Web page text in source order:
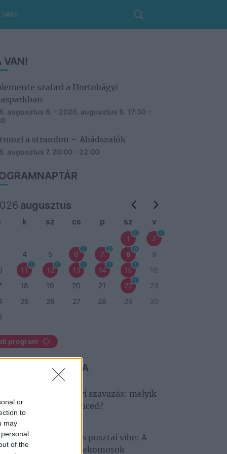
or
to
may
of the
VAN!
VAN!
szafari a Hortobágyi
augusztus 6. - 2026. augusztus 8. 17:30 -
a strandon – Abádszalók
augusztus 7. 20:00 - 22:00
augusztus
k sz cs p sz v
1
5
2
1
4 5 6
1
7
2
8
9
9
11
1
12
1
13
1
14
1
15
1
16
18 19 20 21 22
1
23
25 26 27 28 29
30
program
MARADJ LE RÓLA
a nagy Tisza‑tavi szavazás: melyik
a kedvenced?
Hiperkarma és pusztai vibe: A
zárul a Telekomosok